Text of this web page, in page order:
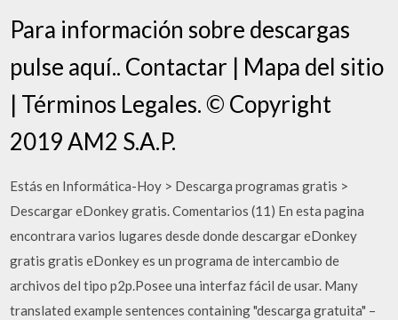
Para información sobre descargas
pulse aquí.. Contactar | Mapa del sitio
| Términos Legales. © Copyright
2019 AM2 S.A.P.
Estás en Informática-Hoy > Descarga programas gratis >
Descargar eDonkey gratis. Comentarios (11) En esta pagina
encontrara varios lugares desde donde descargar eDonkey
gratis gratis eDonkey es un programa de intercambio de
archivos del tipo p2p.Posee una interfaz fácil de usar. Many
translated example sentences containing "descarga gratuita" –